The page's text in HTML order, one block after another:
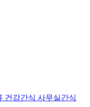
건강간식 사무실간식